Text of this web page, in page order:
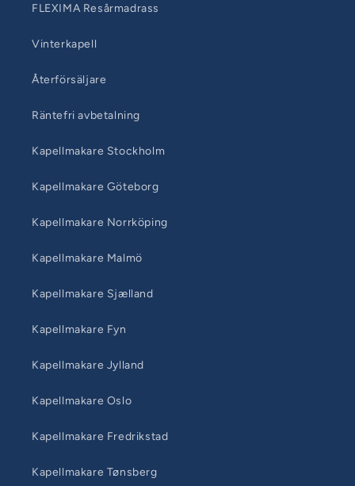
FLEXIMA Resårmadrass
Vinterkapell
Återförsäljare
Räntefri avbetalning
Kapellmakare Stockholm
Kapellmakare Göteborg
Kapellmakare Norrköping
Kapellmakare Malmö
Kapellmakare Sjælland
Kapellmakare Fyn
Kapellmakare Jylland
Kapellmakare Oslo
Kapellmakare Fredrikstad
Kapellmakare Tønsberg